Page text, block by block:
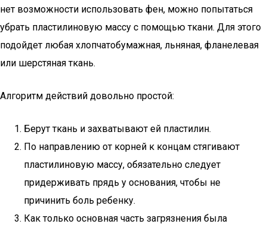
нет возможности использовать фен, можно попытаться
убрать пластилиновую массу с помощью ткани. Для этого
подойдет любая хлопчатобумажная, льняная, фланелевая
или шерстяная ткань.
Алгоритм действий довольно простой:
Берут ткань и захватывают ей пластилин.
По направлению от корней к концам стягивают
пластилиновую массу, обязательно следует
придерживать прядь у основания, чтобы не
причинить боль ребенку.
Как только основная часть загрязнения была